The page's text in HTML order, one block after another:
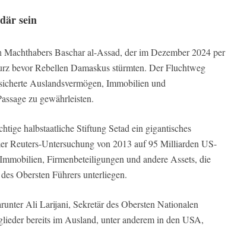
sein
Baschar al-Assad, der im Dezember 2024 per
bevor Rebellen Damaskus stürmten. Der Fluchtweg
Auslandsvermögen, Immobilien und
zu gewährleisten.
halbstaatliche Stiftung Setad ein gigantisches
Reuters-Untersuchung von 2013 auf 95 Milliarden US-
Firmenbeteiligungen und andere Assets, die
Obersten Führers unterliegen.
Ali Larijani, Sekretär des Obersten Nationalen
bereits im Ausland, unter anderem in den USA,